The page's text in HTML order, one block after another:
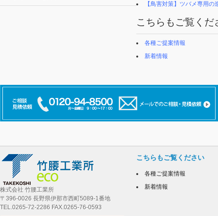
【鳥害対策】ツバメ専用
こちらもご覧くだ
各種ご提案情報
新着情報
株式会社 竹腰工業所
〒396-0026 長野県伊那市西町5089-1番地
TEL.0265-72-2286 FAX.0265-76-0593
こちらもご覧ください
各種ご提案情報
新着情報